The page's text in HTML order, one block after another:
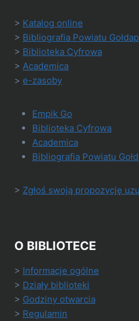
> Katalog online
> Bibliografia Powiatu
> Biblioteka Cyfrowa
> Academica
> e-zasoby
Empik Go
Biblioteka Cyfrowa
Academica
Bibliografia Powiatu
> Zgłoś swoją propozycję
O BIBLIOTECE
> Informacje ogólne
> Działy biblioteki
> Godziny otwarcia
> Regulamin